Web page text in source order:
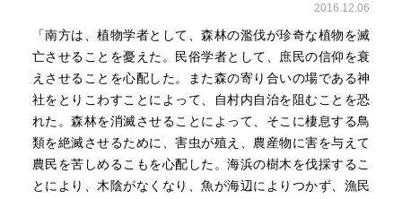
2016.12.06
「南方は、植物学者として、森林の濫伐が珍奇な植物を滅
亡させることを憂えた。民俗学者として、庶民の信仰を衰
えさせることを心配した。また森の寄り合いの場である神
社をとりこわすことによって、自村内自治を阻むことを恐
れた。森林を消滅させることによって、そこに棲息する鳥
類を絶滅させるために、害虫が殖え、農産物に害を与えて
農民を苦しめるこもを心配した。海浜の樹木を伐採するこ
とにより、木陰がなくなり、魚が海辺によりつかず、漁民